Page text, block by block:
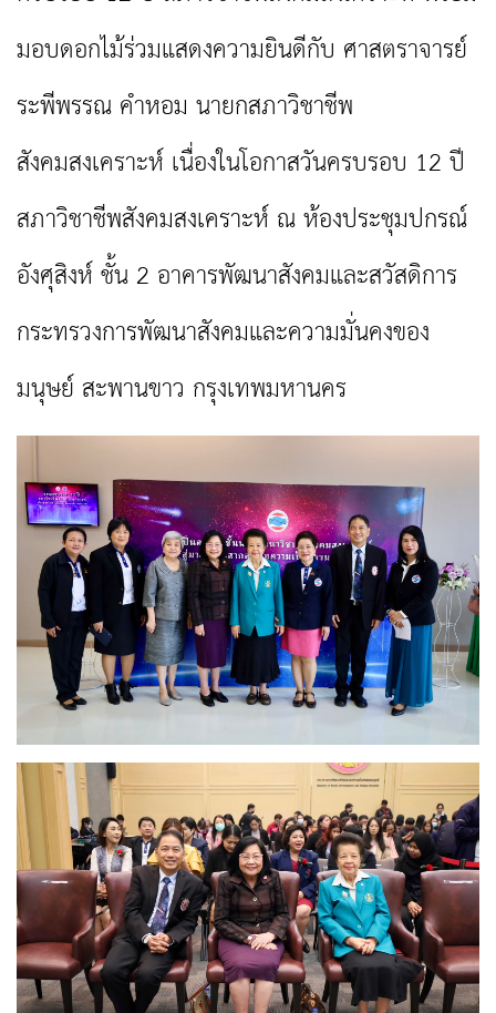
มอบดอกไม้ร่วมแสดงความยินดีกับ ศาสตราจารย์
ระพีพรรณ คำหอม นายกสภาวิชาชีพ
สังคมสงเคราะห์ เนื่องในโอกาสวันครบรอบ 12 ปี
สภาวิชาชีพสังคมสงเคราะห์ ณ ห้องประชุมปกรณ์
อังศุสิงห์ ชั้น 2 อาคารพัฒนาสังคมและสวัสดิการ
กระทรวงการพัฒนาสังคมและความมั่นคงของ
มนุษย์ สะพานขาว กรุงเทพมหานคร